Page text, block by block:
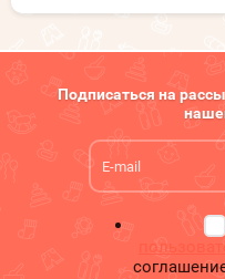
Подписаться на